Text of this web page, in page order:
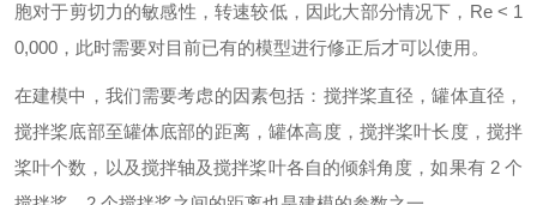
胞对于剪切力的敏感性，转速较低，因此大部分情况下，Re < 1
0,000，此时需要对目前已有的模型进行修正后才可以使用。
在建模中，我们需要考虑的因素包括：搅拌桨直径，罐体直径，
搅拌桨底部至罐体底部的距离，罐体高度，搅拌桨叶长度，搅拌
桨叶个数，以及搅拌轴及搅拌桨叶各自的倾斜角度，如果有 2 个